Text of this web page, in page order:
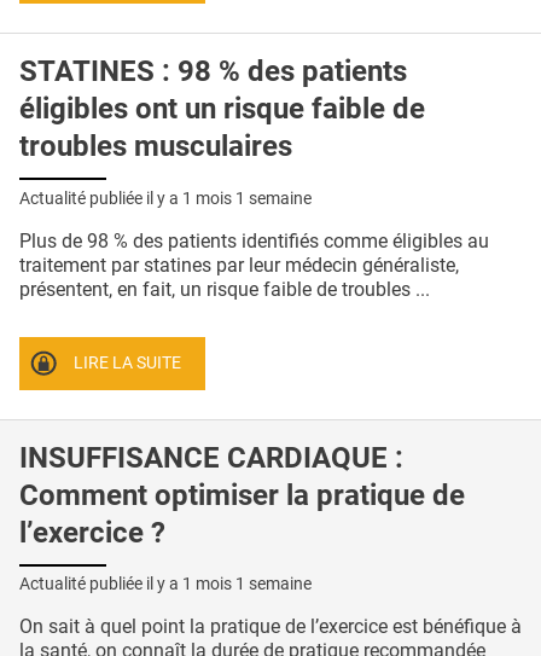
CRÉDITS
STATINES : 98 % des patients
éligibles ont un risque faible de
troubles musculaires
Actualité publiée il y a 1 mois 1 semaine
Plus de 98 % des patients identifiés comme éligibles au
traitement par statines par leur médecin généraliste,
présentent, en fait, un risque faible de troubles ...
LIRE LA SUITE
INSUFFISANCE CARDIAQUE :
Comment optimiser la pratique de
l’exercice ?
Actualité publiée il y a 1 mois 1 semaine
On sait à quel point la pratique de l’exercice est bénéfique à
la santé, on connaît la durée de pratique recommandée